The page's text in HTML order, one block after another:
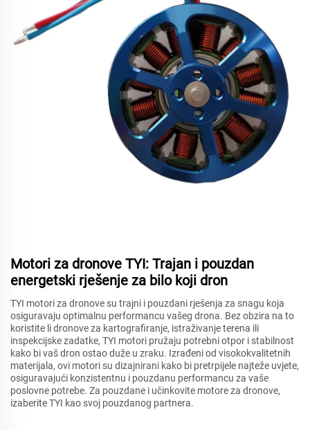
Motori za dronove TYI: Trajan i pouzdan
energetski rješenje za bilo koji dron
TYI motori za dronove su trajni i pouzdani rješenja za snagu koja
osiguravaju optimalnu performancu vašeg drona. Bez obzira na to
koristite li dronove za kartografiranje, istraživanje terena ili
inspekcijske zadatke, TYI motori pružaju potrebni otpor i stabilnost
kako bi vaš dron ostao duže u zraku. Izrađeni od visokokvalitetnih
materijala, ovi motori su dizajnirani kako bi pretrpijele najteže uvjete,
osiguravajući konzistentnu i pouzdanu performancu za vaše
poslovne potrebe. Za pouzdane i učinkovite motore za dronove,
izaberite TYI kao svoj pouzdanog partnera.